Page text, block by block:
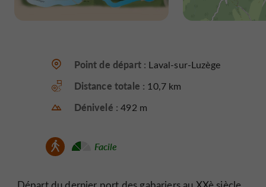
Point de départ : Laval-sur-Luzège
Distance totale : 10,7 km
Dénivelé :492 m
Facile